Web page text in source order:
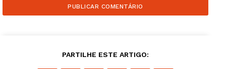
PARTILHE ESTE ARTIGO: